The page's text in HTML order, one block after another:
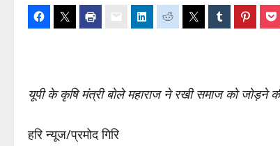
यूपी के कृषि मंत्री बोले महाराज ने रखी समाज को जोड़ने
हरि न्यूज/प्रमोद गिरि